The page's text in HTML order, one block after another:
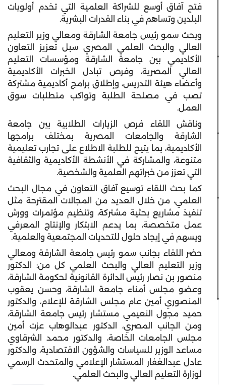
فتح آفاق أوسع للشراكة العلمية التي تخدم أولويات
البلدين وتساهم في بناء القدرات البشرية.
وبحث سمو رئيس جامعة الشارقة ومعالي وزير التعليم
العالي والبحث العلمي المصري سبل تعزيز التعاون
الأكاديمي بين جامعة الشارقة ومؤسسات التعليم
العالي المصرية، وفرص تبادل الخبرات الأكاديمية
وأعضاء هيئة التدريس، وإطلاق برامج أكاديمية مشتركة
تصب في مصلحة الطلبة وتواكب متطلبات سوق
العمل.
وناقش اللقاء فرص الزيارات الطلابية بين جامعة
الشارقة والجامعات المصرية بمختلف برامجها
الأكاديمية، بما يتيح للطلبة الاطلاع على تجارب تعليمية
متنوعة، والمشاركة في الأنشطة الأكاديمية والثقافية
التي تعزز من خبراتهم العلمية والشخصية.
كما بحث اللقاء توسيع آفاق التعاون في مجال البحث
العلمي، من خلال العديد من المجالات المقترحة مثل
تنفيذ مشاريع بحثية مشتركة، وتنظيم مؤتمرات وورش
عمل متخصصة، بما يدعم الابتكار والإنتاج المعرفي
ويسهم في إيجاد حلول للتحديات المجتمعية والعلمية.
حضر اللقاء بجانب سمو رئيس جامعة الشارقة ومعالي
وزير التعليم العالي والبحث العلمي كل من: الدكتور
منصور بن نصار رئيس الدائرة القانونية لحكومة الشارقة،
وعضو مجلس أمناء جامعة الشارقة، وحسن يعقوب
المنصوري أمين عام مجلس الشارقة للإعلام، والدكتور
حميد مجول النعيمي مستشار رئيس جامعة الشارقة،
ومن الجانب المصري، الدكتور عبدالوهاب عزت أمين
مجلس الجامعات الخاصة، والدكتور محمد الشرقاوي
مساعد الوزير للسياسات والشؤون الاقتصادية، والدكتور
عادل عبدالغفار المستشار الإعلامي والمتحدث الرسمي
لوزارة التعليم العالي والبحث العلمي.